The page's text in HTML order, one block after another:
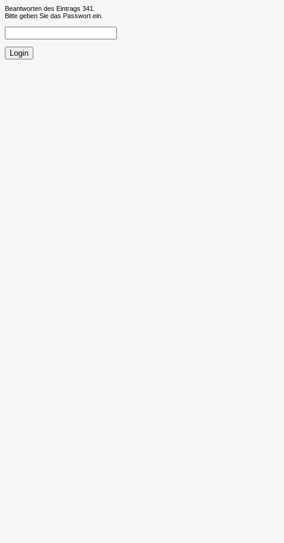
Beantworten des Eintrags 341.
Bitte geben Sie das Passwort ein.